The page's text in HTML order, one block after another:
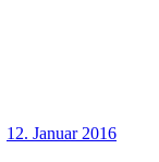
12. Januar 2016